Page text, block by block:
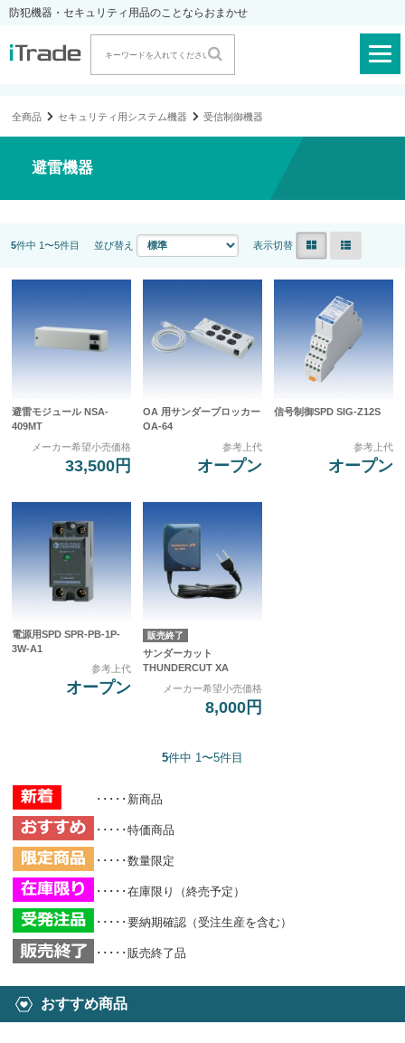
防犯機器・セキュリティ用品のことならおまかせ
全商品 セキュリティ用システム機器 受信制御機器
避雷機器
5件中 1〜5件目 並び替え 表示切替
避雷モジュール NSA-
409MT
メーカー希望小売価格
33,500円
OA 用サンダーブロッカー
OA-64
参考上代
オープン
信号制御SPD SIG-Z12S
参考上代
オープン
電源用SPD SPR-PB-1P-
3W-A1
参考上代
オープン
販売終了
サンダーカット
THUNDERCUT XA
メーカー希望小売価格
8,000円
5件中 1〜5件目
･････新商品
･････特価商品
･････数量限定
･････在庫限り（終売予定）
･････要納期確認（受注生産を含む）
･････販売終了品
おすすめ商品